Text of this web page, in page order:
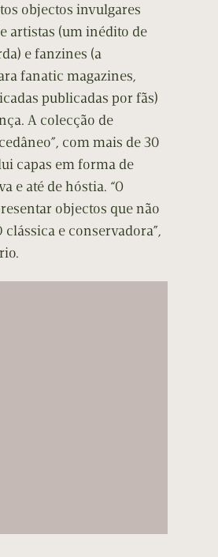
objectos invulgares
artistas (um inédito de
e fanzines (a
fanatic magazines,
publicadas por fãs)
A colecção de
com mais de 30
capas em forma de
e até de hóstia. “O
objectos que não
clássica e conservadora”,